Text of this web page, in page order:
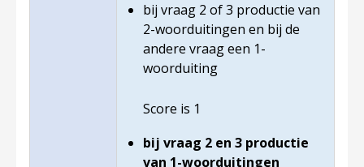
bij vraag 2 of 3 productie van
2-woorduitingen en bij de
andere vraag een 1-
woorduiting
Score is 1
bij vraag 2 en 3 productie
van 1-woorduitingen